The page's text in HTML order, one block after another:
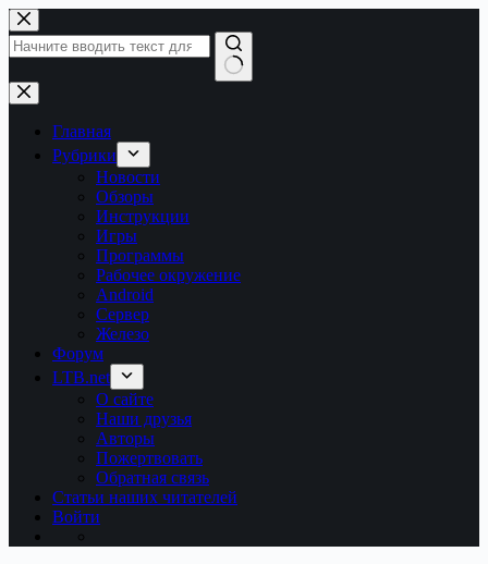
Перейти
к
сути
Ничего
не
найденоГлавная
Рубрики
Новости
Обзоры
Инструкции
Игры
Программы
Рабочее окружение
Android
Сервер
Железо
Форум
LTB.net
О сайте
Наши друзья
Авторы
Пожертвовать
Обратная связь
Статьи наших читателей
Войти